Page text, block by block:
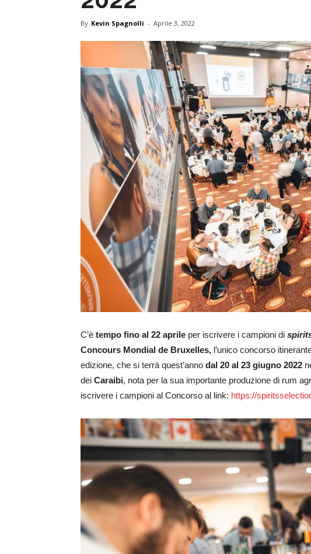
By Kevin Spagnolli - Aprile 3, 2022
C’è tempo fino al 22 aprile per iscrivere i campioni di
Concours Mondial de Bruxelles, l’unico concorso
edizione, che si terrà quest’anno dal 20 al 23 giugno 2022
dei Caraibi, nota per la sua importante produzione di rum
iscrivere i campioni al Concorso al link: https://